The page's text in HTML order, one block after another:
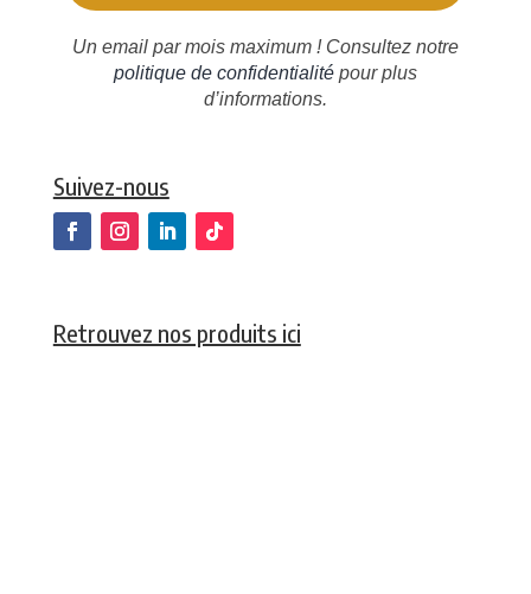
Un email par mois maximum ! Consultez notre
politique de confidentialitépour plus
d’informations.
Suivez-nous
Retrouvez nos produits ici